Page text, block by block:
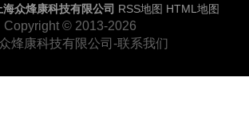
海众烽康科技有限公司 RSS地图 HTML地图
Copyright © 2013-2026
众烽康科技有限公司-联系我们